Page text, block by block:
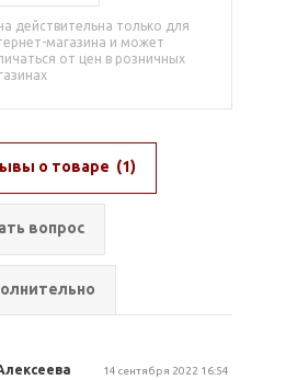
действительна только для
магазина и может
от цен в розничных
о товаре (1)
вопрос
14 сентября 2022 16:54